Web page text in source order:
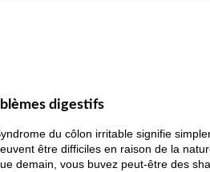
digestifs
du côlon irritable signifie
être difficiles en raison de la
demain, vous buvez peut-être des